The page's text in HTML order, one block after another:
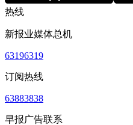
热线
新报业媒体总机
63196319
订阅热线
63883838
早报广告联系